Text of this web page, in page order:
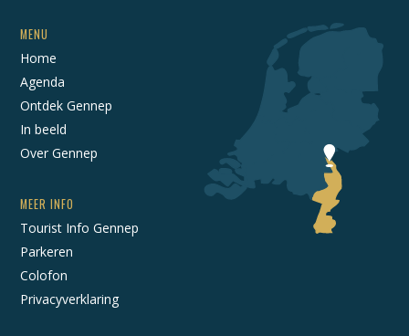
MENU
Home
Agenda
Ontdek Gennep
In beeld
Over Gennep
MEER INFO
Tourist Info Gennep
Parkeren
Colofon
Privacyverklaring